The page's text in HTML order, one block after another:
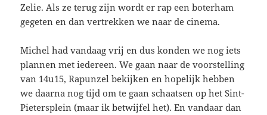
Zelie. Als ze terug zijn wordt er rap een boterham
gegeten en dan vertrekken we naar de cinema.
Michel had vandaag vrij en dus konden we nog iets
plannen met iedereen. We gaan naar de voorstelling
van 14u15, Rapunzel bekijken en hopelijk hebben
we daarna nog tijd om te gaan schaatsen op het Sint-
Pietersplein (maar ik betwijfel het). En vandaar dan